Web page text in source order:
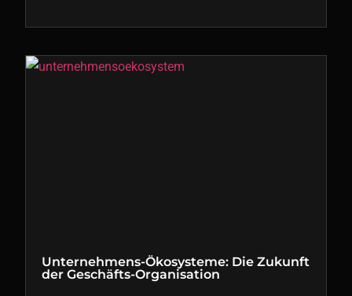
Unternehmens-Ökosysteme: Die Zukunft
der Geschäfts-Organisation